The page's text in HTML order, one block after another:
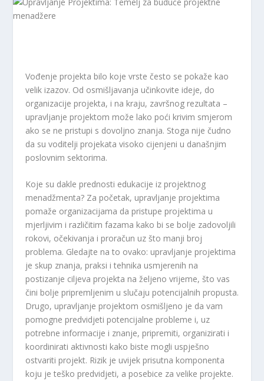
Vođenje projekta bilo koje vrste često se pokaže kao
velik izazov. Od osmišljavanja učinkovite ideje, do
organizacije projekta, i na kraju, završnog rezultata –
upravljanje projektom može lako poći krivim smjerom
ako se ne pristupi s dovoljno znanja. Stoga nije čudno
da su voditelji projekata visoko cijenjeni u današnjim
poslovnim sektorima.
Koje su dakle prednosti edukacije iz projektnog
menadžmenta? Za početak, upravljanje projektima
pomaže organizacijama da pristupe projektima u
mjerljivim i različitim fazama kako bi se bolje zadovoljili
rokovi, očekivanja i proračun uz što manji broj
problema. Gledajte na to ovako: upravljanje projektima
je skup znanja, praksi i tehnika usmjerenih na
postizanje ciljeva projekta na željeno vrijeme, što vas
čini bolje pripremljenim u slučaju potencijalnih propusta.
Drugo, upravljanje projektom osmišljeno je da vam
pomogne predvidjeti potencijalne probleme i, uz
potrebne informacije i znanje, pripremiti, organizirati i
koordinirati aktivnosti kako biste mogli uspješno
ostvariti projekt. Rizik je uvijek prisutna komponenta
koju je teško predvidjeti, a posebice za velike projekte.